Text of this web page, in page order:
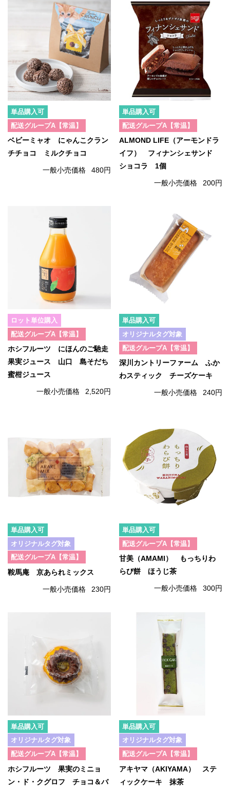
単品購入可
配送グループA【常温】
ベビーミャオ にゃんこクラン
チチョコ ミルクチョコ
一般小売価格 480円
単品購入可
配送グループA【常温】
ALMOND LIFE（アーモンドラ
イフ） フィナンシェサンド
ショコラ 1個
一般小売価格 200円
ロット単位購入
配送グループA【常温】
ホシフルーツ にほんのご馳走
果実ジュース 山口 島そだち
蜜柑ジュース
一般小売価格 2,520円
単品購入可
オリジナルタグ対象
配送グループA【常温】
深川カントリーファーム ふか
わスティック チーズケーキ
一般小売価格 240円
単品購入可
オリジナルタグ対象
配送グループA【常温】
鞍馬庵 京あられミックス
一般小売価格 230円
単品購入可
配送グループA【常温】
甘美（AMAMI） もっちりわ
らび餅 ほうじ茶
一般小売価格 300円
単品購入可
オリジナルタグ対象
配送グループA【常温】
ホシフルーツ 果実のミニョ
ン・ド・クグロフ チョコ＆バ
単品購入可
オリジナルタグ対象
配送グループA【常温】
アキヤマ（AKIYAMA） ステ
ィックケーキ 抹茶